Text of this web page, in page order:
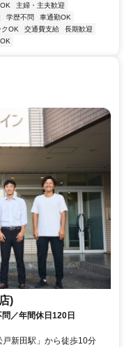
主婦・主夫歓迎
学歴不問
車通勤OK
クOK 交通費支給
長期歓迎
)
／年間休日120日
新田駅」から徒歩10分